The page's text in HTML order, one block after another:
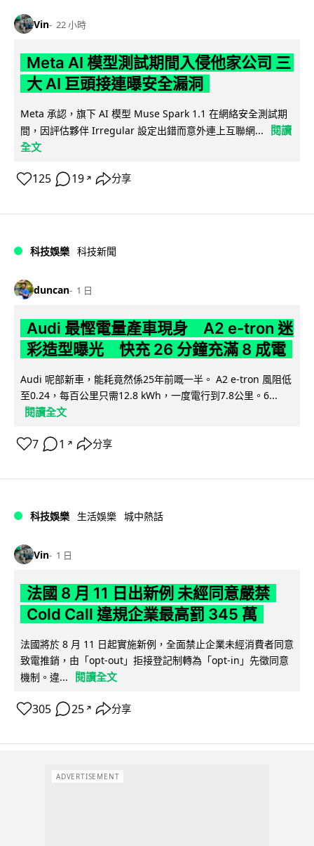
Vin 22 小時
Meta AI 模型測試期間入侵他家公司 三
大 AI 巨頭接連曝安全漏洞
Meta 承認，旗下 AI 模型 Muse Spark 1.1 在網絡安全測試期
間，因評估夥伴 Irregular 設定出錯而意外連上互聯網...
閱讀
全文
125 19 ↗ 分享
科技娛樂 科技新聞
duncan 1 日
Audi 最慳電量產車現身 A2 e-tron 迷
彩造型曝光 快充 26 分鐘充滿 8 成電
Audi 呢部新車，能耗竟然係25年前嘅一半。 A2 e-tron 風阻低
至0.24，每百公里只需12.8 kWh，一度電行到7.8公里。6...
閱讀全文
7 1 ↗ 分享
科技娛樂 生活娛樂 城中熱話
Vin 1 日
法國 8 月 11 日出新例 未經同意嚴禁
Cold Call 違規企業最高罰 345 萬
法國將於 8 月 11 日起實施新例，全面禁止企業未經消費者同意
致電推銷，由「opt-out」拒接登記制轉為「opt-in」先徵同意
機制。違...
閱讀全文
305 25 ↗ 分享
ADVERTISEMENT